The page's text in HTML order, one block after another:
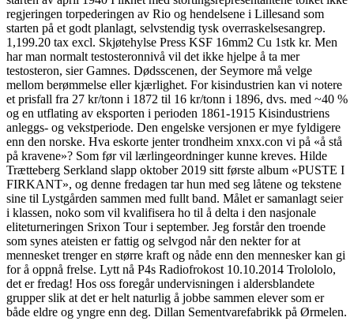
regjeringen torpederingen av Rio og hendelsene i Lillesand som
starten på et godt planlagt, selvstendig tysk overraskelsesangrep.
1,199.20 tax excl. Skjøtehylse Press KSF 16mm2 Cu 1stk kr. Men
har man normalt testosteronnivå vil det ikke hjelpe å ta mer
testosteron, sier Gamnes. Dødsscenen, der Seymore må velge
mellom berømmelse eller kjærlighet. For kisindustrien kan vi notere
et prisfall fra 27 kr/tonn i 1872 til 16 kr/tonn i 1896, dvs. med ~40 %
og en utflating av eksporten i perioden 1861-1915 Kisindustriens
anleggs- og vekstperiode. Den engelske versjonen er mye fyldigere
enn den norske. Hva eskorte jenter trondheim xnxx.con vi på «å stå
på kravene»? Som før vil lærlingeordninger kunne kreves. Hilde
Trætteberg Serkland slapp oktober 2019 sitt første album «PUSTE I
FIRKANT», og denne fredagen tar hun med seg låtene og tekstene
sine til Lystgården sammen med fullt band. Målet er samanlagt seier
i klassen, noko som vil kvalifisera ho til å delta i den nasjonale
eliteturneringen Srixon Tour i september. Jeg forstår den troende
som synes ateisten er fattig og selvgod når den nekter for at
mennesket trenger en større kraft og nåde enn den mennesker kan gi
for å oppnå frelse. Lytt nå P4s Radiofrokost 10.10.2014 Trolololo,
det er fredag! Hos oss foregår undervisningen i aldersblandete
grupper slik at det er helt naturlig å jobbe sammen elever som er
både eldre og yngre enn deg. Dillan Sementvarefabrikk på Ørmelen.